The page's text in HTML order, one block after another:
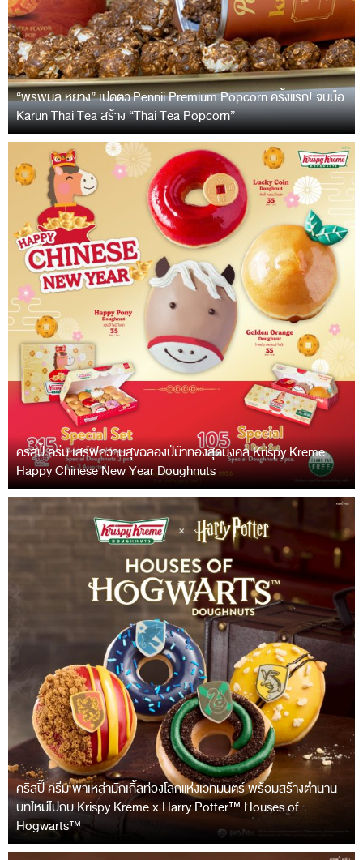
“พรพิมล หยาง” เปิดตัว Pennii Premium Popcorn ครั้งแรก! จับมือ
Karun Thai Tea สร้าง “Thai Tea Popcorn”
คริสปี้ ครีม เสิร์ฟความสุขฉลองปีม้าทองสุดมงคล Krispy Kreme
Happy Chinese New Year Doughnuts
คริสปี้ ครีม พาเหล่ามักเกิ้ลท่องโลกแห่งเวทมนตร์ พร้อมสร้างตำนาน
บทใหม่ไปกับ Krispy Kreme x Harry Potter™ Houses of
Hogwarts™